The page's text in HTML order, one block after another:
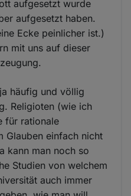
aufgesetzt wurde
aufgesetzt haben.
Ecke peinlicher ist.)
mit uns auf dieser
häufig und völlig
Religioten (wie ich
für rationale
Glauben einfach nicht
kann man noch so
Studien von welchem
auch immer